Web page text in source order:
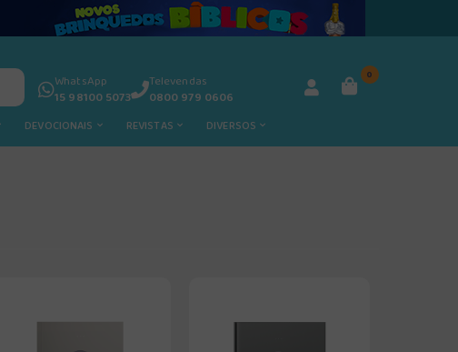
WhatsApp
15 98100 5073
Televendas
0800 979 0606
0
DEVOCIONAIS REVISTAS DIVERSOS